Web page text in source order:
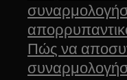
Πώς να